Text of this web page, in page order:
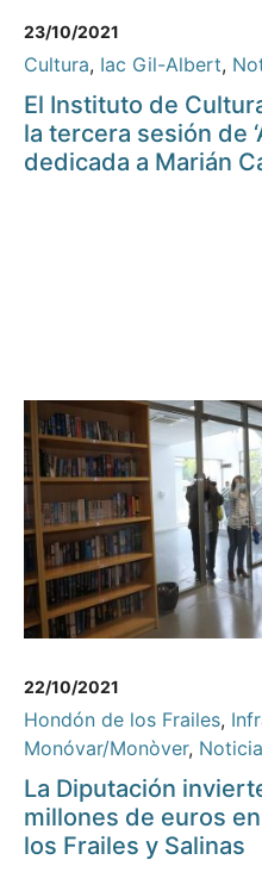
23/10/2021
Cultura, Iac Gil-Albert,
El Instituto de
la tercera sesión de
dedicada a Marián
22/10/2021
Hondón de los Frailes,
Monóvar/Monòver,
La Diputación
millones de euros
los Frailes y Salinas